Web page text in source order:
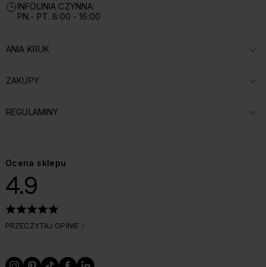
INFOLINIA CZYNNA:
PN.- PT. 8:00 - 16:00
ROZWIŃ SEKCJĘ:
ANIA KRUK
ROZWIŃ SEKCJĘ:
ZAKUPY
ROZWIŃ SEKCJĘ:
REGULAMINY
Ocena sklepu
4.9
PRZECZYTAJ OPINIE